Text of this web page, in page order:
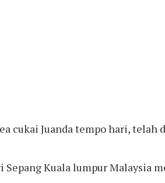
cukai Juanda tempo hari, telah
Kuala lumpur Malaysia